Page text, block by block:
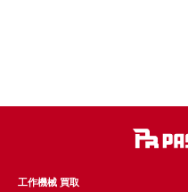
工作機械 買取